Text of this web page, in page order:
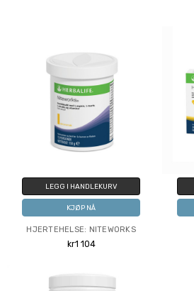
LEGG I HANDLEKURV
KJØP NÅ
HJERTEHELSE: NITEWORKS
kr1 104